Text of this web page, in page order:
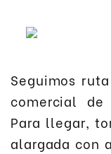
Seguimos
comercial de
Para llegar,
alargada con